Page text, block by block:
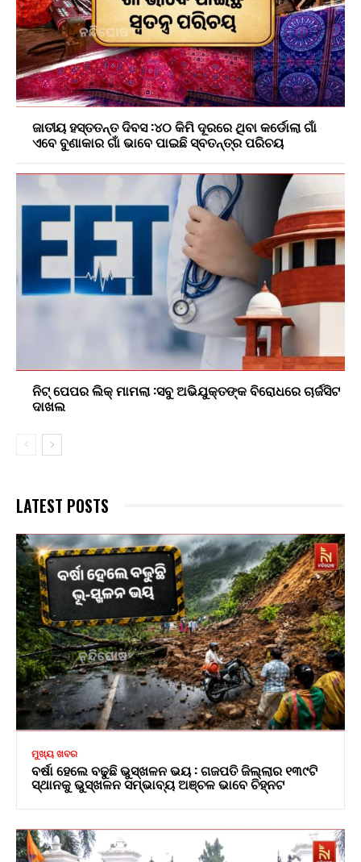
ଜାତୀୟ ହସ୍ତତନ୍ତ ଦିବସ :୪୦ କିମି ଦୂରରେ ଥିବା କର୍ଡୋଲା ଗାଁ
ଏବେ ବୁଣାକାର ଗାଁ ଭାବେ ପାଇଛି ସ୍ବତନ୍ତ୍ର ପରିଚୟ
ନିଟ୍ ପେପର ଲିକ୍ ମାମଲା :ସବୁ ଅଭିଯୁକ୍ତଙ୍କ ବିରୋଧରେ ଚାର୍ଜସିଟ
ଦାଖଲ
LATEST POSTS
ମୁଖ୍ୟ ଖବର
ବର୍ଷା ହେଲେ ବଢୁଛି ଭୁସ୍ଖଳନ ଭୟ : ଗଜପତି ଜିଲ୍ଲାର ୧୩୯ଟି
ସ୍ଥାନକୁ ଭୁସ୍ଖଳନ ସମ୍ଭାବ୍ୟ ଅଞ୍ଚଳ ଭାବେ ଚିହ୍ନଟ